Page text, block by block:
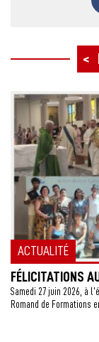
ACTUALITÉ
FÉLICITATIONS
Samedi 27 juin 2026, à
Romand de Formations